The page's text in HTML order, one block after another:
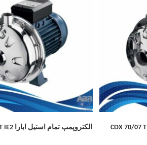
الکتروپمپ تمام استیل ابارا CDX/E 120/12 T IE2